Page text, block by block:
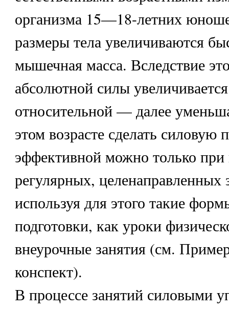
организма 15—18-летних
размеры тела увеличиваются
мышечная масса. Вследствие
абсолютной силы
относительной — далее
этом возрасте сделать силовую
эффективной можно только
регулярных, целенаправленных
используя для этого такие
подготовки, как уроки
внеурочные занятия (см.
конспект).
В процессе занятий силовыми